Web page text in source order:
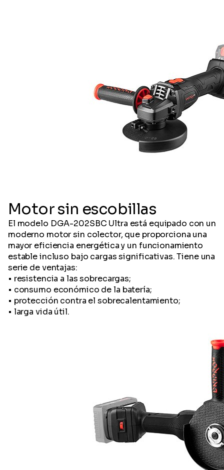
Motor sin escobillas
El modelo DGA-202SBC Ultra está equipado con un
moderno motor sin colector, que proporciona una
mayor eficiencia energética y un funcionamiento
estable incluso bajo cargas significativas. Tiene una
serie de ventajas:
• resistencia a las sobrecargas;
• consumo económico de la batería;
• protección contra el sobrecalentamiento;
• larga vida útil.